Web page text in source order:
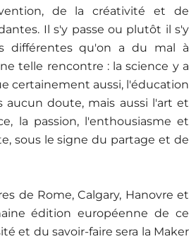
de la créativité et de
Il s'y passe ou plutôt il s'y
différentes qu'on a du mal à
telle rencontre : la science y a
certainement aussi, l'éducation
aucun doute, mais aussi l'art et
la passion, l'enthousiasme et
sous le signe du partage et de
de Rome, Calgary, Hanovre et
édition européenne de ce
et du savoir-faire sera la Maker